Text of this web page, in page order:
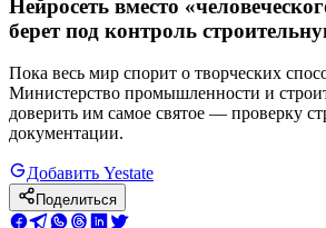
Нейросеть вместо
берет под контроль
Пока весь мир спорит о творческих
Министерство промышленности и
доверить им самое святое — проверку
документации.
Добавить Yestate
Поделиться